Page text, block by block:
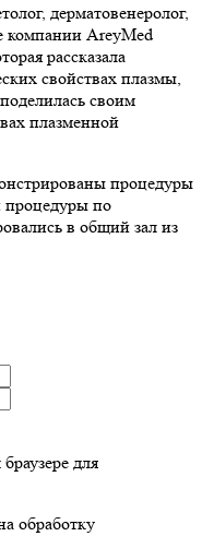
дерматовенеролог,
компании AreyMed
рассказала
свойствах плазмы,
своим
плазменной
процедуры
процедуры по
в общий зал из
для
обработку